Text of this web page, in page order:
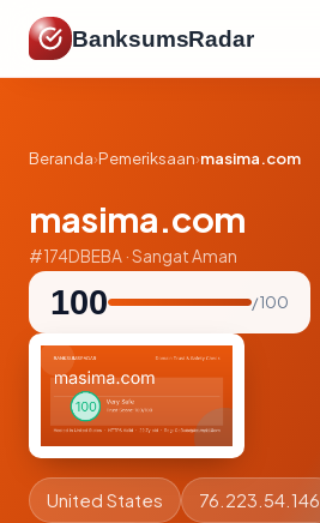
BanksumsRadar
Beranda›Pemeriksaan›masima.com
masima.com
#174DBEBA · Sangat Aman
100 / 100
United States 76.223.54.146